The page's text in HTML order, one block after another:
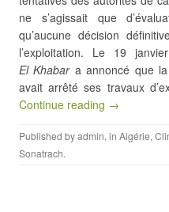
ne s’agissait que
qu’aucune décision
l’exploitation. Le 19
El Khabara annoncé que la
avait arrêté ses travaux
Continue reading →
Published byadmin, in Algérie,
Sonatrach.